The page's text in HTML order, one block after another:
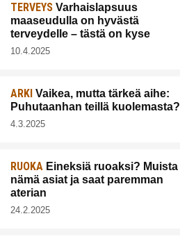
TERVEYS Varhaislapsuus
maaseudulla on hyvästä
terveydelle – tästä on kyse
10.4.2025
ARKI Vaikea, mutta tärkeä aihe:
Puhutaanhan teillä kuolemasta?
4.3.2025
RUOKA Eineksiä ruoaksi? Muista
nämä asiat ja saat paremman
aterian
24.2.2025